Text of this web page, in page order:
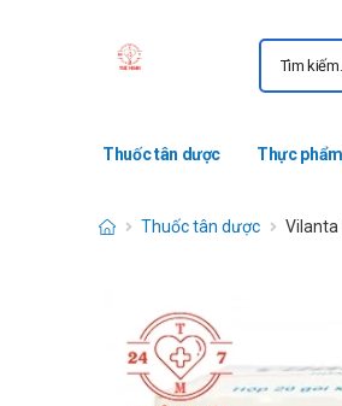
Thuốc tân dược Thực
Thuốc tân dược Vilanta